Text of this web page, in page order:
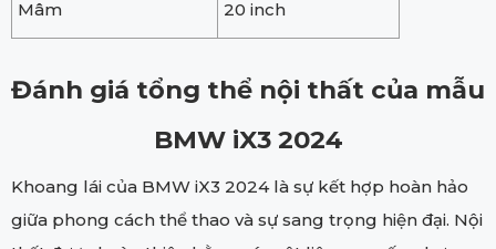
Mâm 20 inch
Đánh giá tổng thể nội thất của mẫu
BMW iX3 2024
Khoang lái của BMW iX3 2024 là sự kết hợp hoàn hảo
giữa phong cách thể thao và sự sang trọng hiện đại. Nội